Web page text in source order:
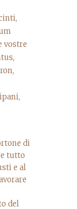
vostre
di
tutto
e al
del